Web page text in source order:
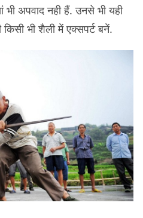
अपवाद नही हैं. उनसे भी यही
भी शैली में एक्सपर्ट बनें.